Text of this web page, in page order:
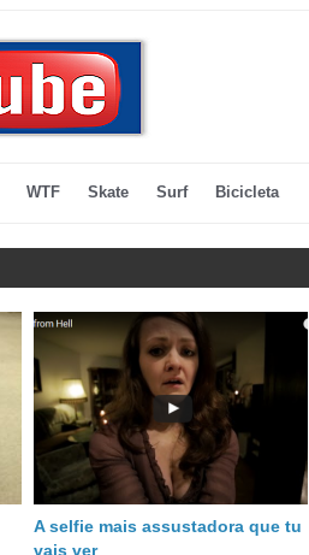
WTF Skate Surf Bicicleta
A selfie mais assustadora que tu
vais ver